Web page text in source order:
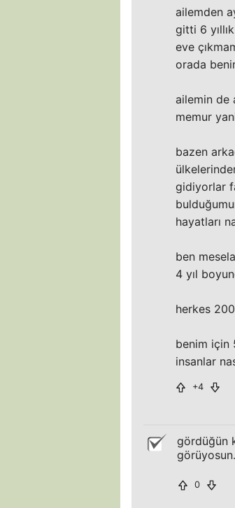
ailemden
gitti 6
eve
orada
ailemin de
memur
bazen
gidiyorlar
hayatları
ben
4 yıl
herkes
benim için
insanlar
+4
gördüğün
0